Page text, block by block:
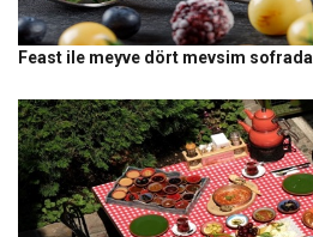
Feast ile meyve dört mevsim sofrada